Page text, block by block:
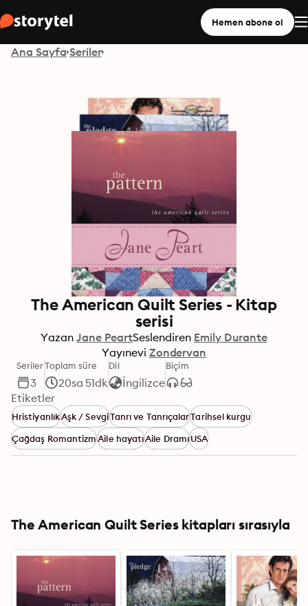
Hemen abone ol
Ana Sayfa Seriler
The American Quilt Series - Kitap
serisi
Yazan Jane PeartSeslendiren Emily Durante
Yayınevi Zondervan
Seriler
3
Toplam süre
20sa 51dk
Dil
İngilizce
Biçim
Etiketler
HristiyanlıkAşk / SevgiTanrı ve TanrıçalarTarihsel kurgu
Çağdaş RomantizmAile hayatıAile DramıUSA
The American Quilt Series kitapları sırasıyla